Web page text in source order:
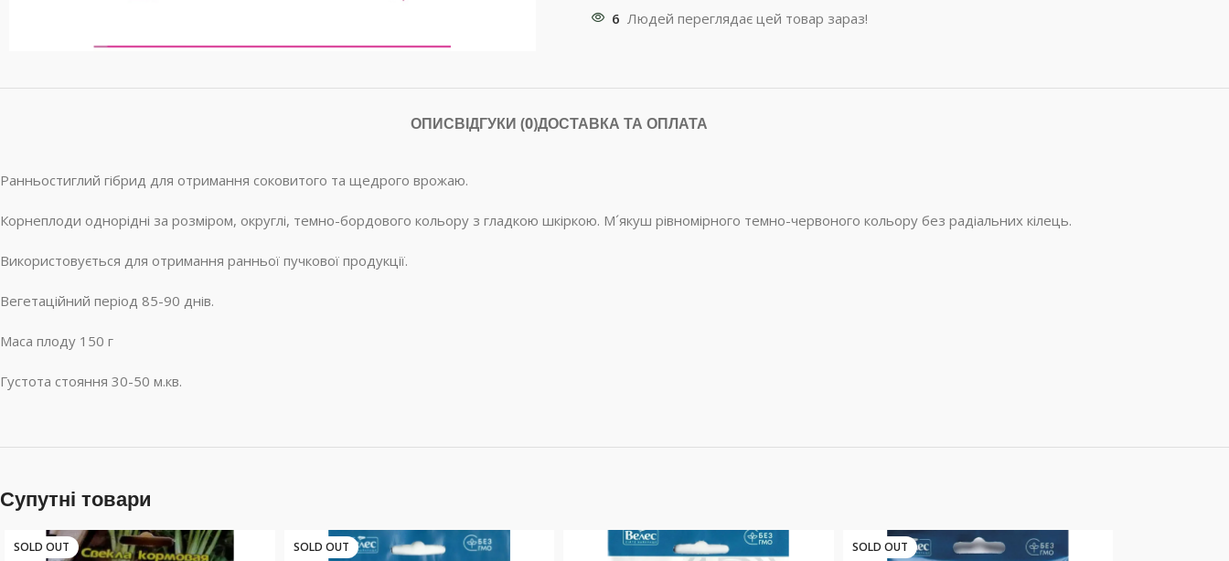
6 Людей переглядає цей товар зараз!
ОПИСВІДГУКИ (0)ДОСТАВКА ТА ОПЛАТА
Ранньостиглий гібрид для отримання соковитого та щедрого врожаю.
Корнеплоди однорідні за розміром, округлі, темно-бордового кольору з гладкою шкіркою. М´якуш рівномірного темно-червоного кольору без радіальних кілець.
Використовується для отримання ранньої пучкової продукції.
Вегетаційний період 85-90 днів.
Маса плоду 150 г
Густота стояння 30-50 м.кв.
Супутні товари
SOLD OUT SOLD OUT SOLD OUT